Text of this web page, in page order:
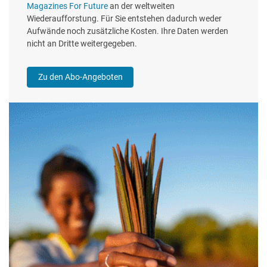
Magazines For Futurean der weltweiten
Wiederaufforstung. Für Sie entstehen dadurch weder
Aufwände noch zusätzliche Kosten. Ihre Daten werden
nicht an Dritte weitergegeben.
Zu den Abo-Angeboten